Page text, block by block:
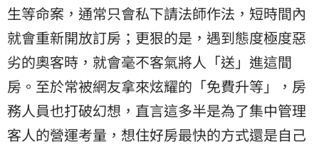
生等命案，通常只會私下請法師作法，短時間內
就會重新開放訂房；更狠的是，遇到態度極度惡
劣的奧客時，就會毫不客氣將人「送」進這間
房。至於常被網友拿來炫耀的「免費升等」，房
務人員也打破幻想，直言這多半是為了集中管理
客人的營運考量，想住好房最快的方式還是自己